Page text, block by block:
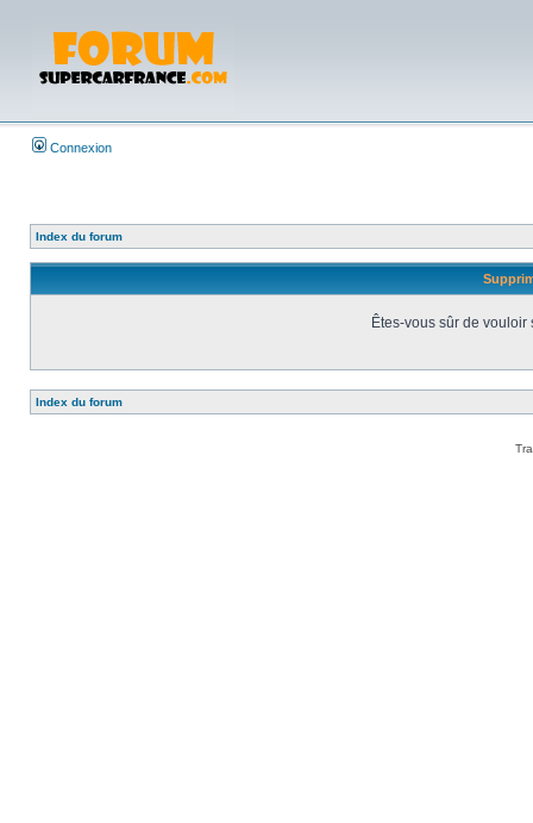
Connexion
Index du forum
Êtes-vous sûr de
Index du forum